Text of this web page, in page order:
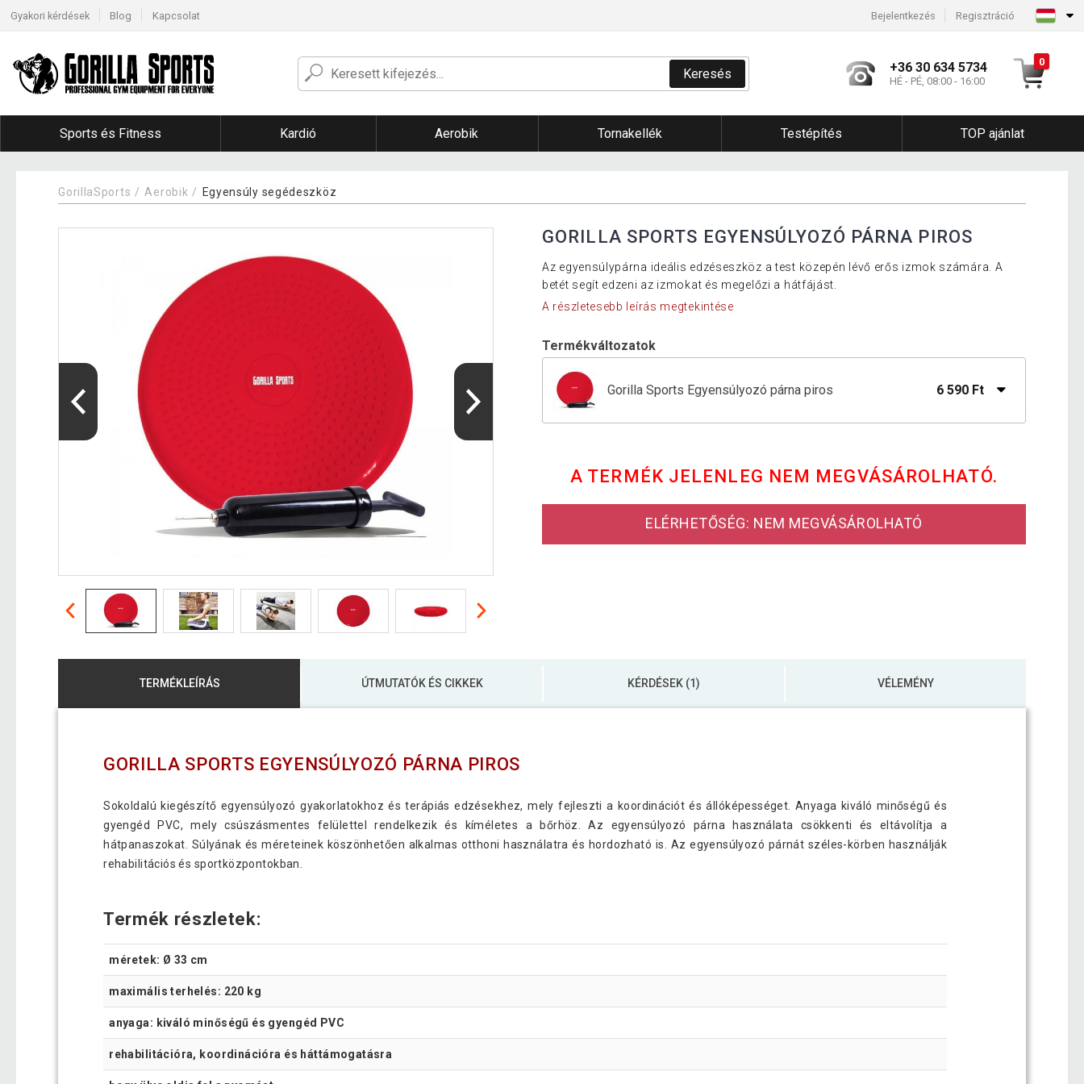
Gyakori kérdések Blog Kapcsolat Bejelentkezés Regisztráció
Keresés +36 30 634 5734
HÉ - PÉ, 08:00 - 16:00
0
Sports és Fitness Kardió Aerobik Tornakellék Testépítés TOP ajánlat
GorillaSports Aerobik Egyensúly segédeszköz
GORILLA SPORTS EGYENSÚLYOZÓ PÁRNA PIROS
Az egyensúlypárna ideális edzéseszköz a test közepén lévő erős izmok számára. A
betét segít edzeni az izmokat és megelőzi a hátfájást.
A részletesebb leírás megtekintése
Termékváltozatok
Gorilla Sports Egyensúlyozó párna piros 6 590 Ft
Gorilla Sports Egyensúlyozó párna fekete
A TERMÉK JELENLEG NEM MEGVÁSÁROLHATÓ.
ELÉRHETŐSÉG: NEM MEGVÁSÁROLHATÓ
TERMÉKLEÍRÁS ÚTMUTATÓK ÉS CIKKEK KÉRDÉSEK (1) VÉLEMÉNY
GORILLA SPORTS EGYENSÚLYOZÓ PÁRNA PIROS
Sokoldalú kiegészítő egyensúlyozó gyakorlatokhoz és terápiás edzésekhez, mely fejleszti a koordinációt és állóképességet. Anyaga kiváló minőségű és
gyengéd PVC, mely csúszásmentes felülettel rendelkezik és kíméletes a bőrhöz. Az egyensúlyozó párna használata csökkenti és eltávolítja a
hátpanaszokat. Súlyának és méreteinek köszönhetően alkalmas otthoni használatra és hordozható is. Az egyensúlyozó párnát széles-körben használják
rehabilitációs és sportközpontokban.
Termék részletek:
méretek: Ø 33 cm
maximális terhelés: 220 kg
anyaga: kiváló minőségű és gyengéd PVC
rehabilitációra, koordinációra és háttámogatásra